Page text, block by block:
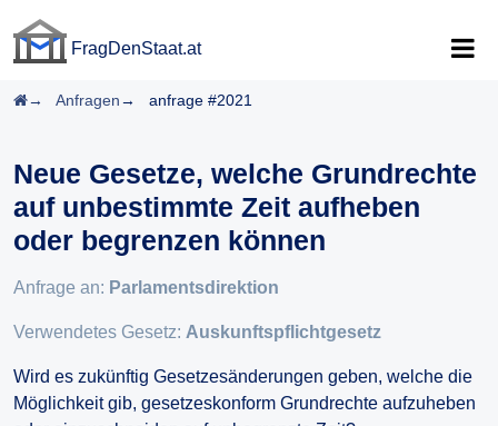
FragDenStaat.at
Startseite
Anfragen anfrage #2021
Neue Gesetze, welche Grundrechte
auf unbestimmte Zeit aufheben
oder begrenzen können
Anfrage an: Parlamentsdirektion
Verwendetes Gesetz: Auskunftspflichtgesetz
Wird es zukünftig Gesetzesänderungen geben, welche die
Möglichkeit gib, gesetzeskonform Grundrechte aufzuheben